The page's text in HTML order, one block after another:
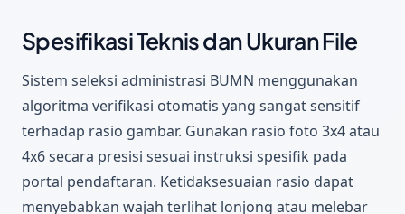
Spesifikasi Teknis dan Ukuran File
Sistem seleksi administrasi BUMN menggunakan
algoritma verifikasi otomatis yang sangat sensitif
terhadap rasio gambar. Gunakan rasio foto 3x4 atau
4x6 secara presisi sesuai instruksi spesifik pada
portal pendaftaran. Ketidaksesuaian rasio dapat
menyebabkan wajah terlihat lonjong atau melebar